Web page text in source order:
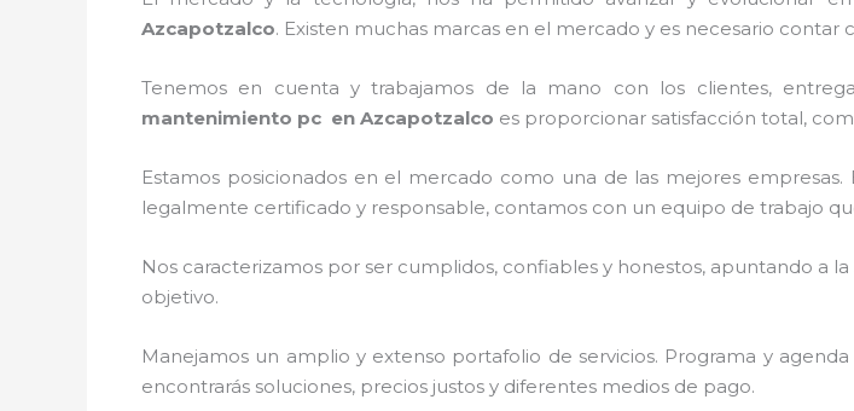
Azcapotzalco. Existen muchas marcas en el mercado y es necesario
Tenemos en cuenta y trabajamos de la mano con los clientes,
mantenimiento pc en Azcapotzalco es proporcionar satisfacción total,
Estamos posicionados en el mercado como una de las mejores
legalmente certificado y responsable, contamos con un equipo de trabajo
Nos caracterizamos por ser cumplidos, confiables y honestos, apuntando a
objetivo.
Manejamos un amplio y extenso portafolio de servicios. Programa y
encontrarás soluciones, precios justos y diferentes medios de pago.